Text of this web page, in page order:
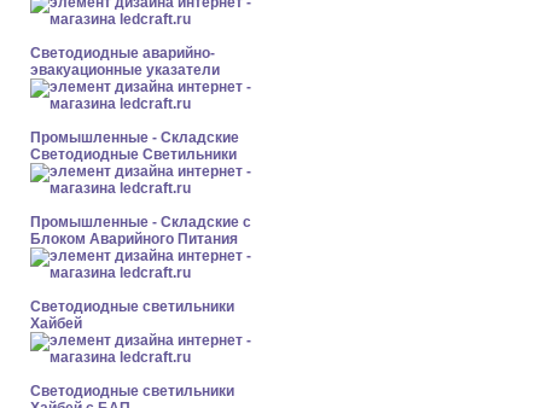
Светодиодные аварийно-
эвакуационные указатели
Промышленные - Складские
Светодиодные Светильники
Промышленные - Складские с
Блоком Аварийного Питания
Светодиодные светильники
Хайбей
Светодиодные светильники